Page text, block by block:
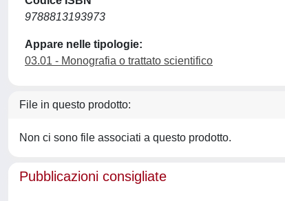
9788813193973
Appare nelle tipologie:
03.01 - Monografia o trattato scientifico
File in questo prodotto:
Non ci sono file associati a questo prodotto.
Pubblicazioni consigliate